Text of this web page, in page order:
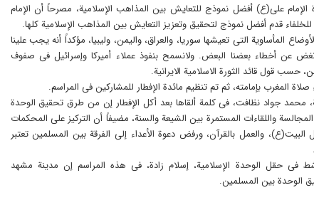
الإمام علی(ع) أفضل نموذج للتعایش بین المذاهب الإسلامیة، مصرحاً أن الإمام
قدم أفضل نموذج لتحقیق وتعزیز التعایش بین المذاهب الإسلامیة کلها.
المأساویة التی تعیشها سوریا، والعراق، والیمن، ولیبیا، مؤکداً أنه یجب علینا
عن أخطاء بعضنا البعض. ولانسمح بنفوذ عملاء أمیرکا وإسرائیل فی صفوف
قول قائد الثورة الاسلامیة الایرانیة.
المغرب بإمامته، ثم تم تنظیم مائدة الإفطار للمشارکین فی المراسم.
محمد جواد نظافت، فی کلمة ألقاها بعد أکل الإفطار إن من طرق تحقیق الوحدة
واللقاءات المستمرة بین الشیعة والسنة، مضیفاً أن الترکیز علی المحکمات
والعمل بالقرآن، ورفض دعوة الأعداء إلی الفرقة بین المسلمین تعتبر
فی حقل الوحدة الإسلامیة، إسلام زادة، فی هذه المراسم إن مدینة مشهد
الوحدة بین المسلمین.